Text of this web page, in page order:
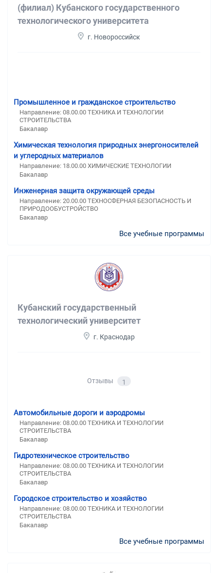
(филиал) Кубанского государственного
технологического университета
г. Новороссийск
Промышленное и гражданское строительство
Направление: 08.00.00 ТЕХНИКА И ТЕХНОЛОГИИ
СТРОИТЕЛЬСТВА
Бакалавр
Химическая технология природных энергоносителей
и углеродных материалов
Направление: 18.00.00 ХИМИЧЕСКИЕ ТЕХНОЛОГИИ
Бакалавр
Инженерная защита окружающей среды
Направление: 20.00.00 ТЕХНОСФЕРНАЯ БЕЗОПАСНОСТЬ И
ПРИРОДООБУСТРОЙСТВО
Бакалавр
Все учебные программы
Кубанский государственный
технологический университет
г. Краснодар
Отзывы 1
Автомобильные дороги и аэродромы
Направление: 08.00.00 ТЕХНИКА И ТЕХНОЛОГИИ
СТРОИТЕЛЬСТВА
Бакалавр
Гидротехническое строительство
Направление: 08.00.00 ТЕХНИКА И ТЕХНОЛОГИИ
СТРОИТЕЛЬСТВА
Бакалавр
Городское строительство и хозяйство
Направление: 08.00.00 ТЕХНИКА И ТЕХНОЛОГИИ
СТРОИТЕЛЬСТВА
Бакалавр
Все учебные программы